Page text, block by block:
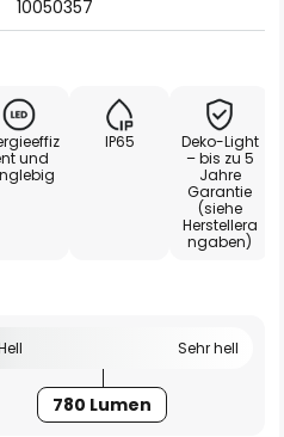
10050357
und
IP65
Deko-Light
– bis zu 5
Jahre
Garantie
(siehe
Herstellera
ngaben)
Sehr hell
780 Lumen